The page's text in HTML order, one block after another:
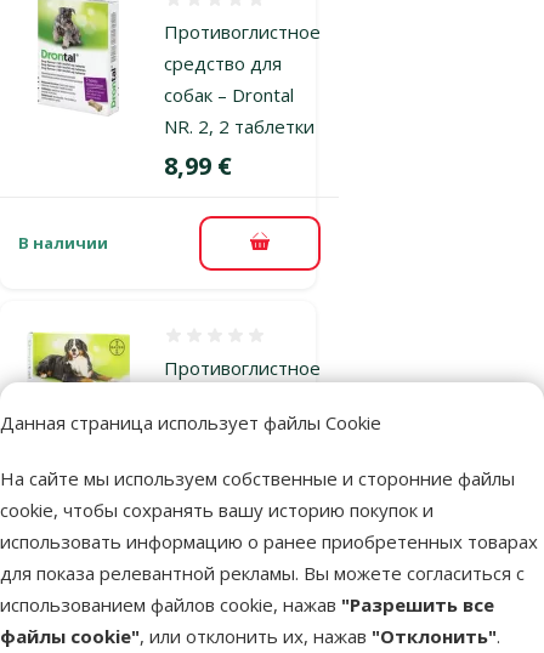
Данная страница использует файлы Cookie
На сайте мы используем собственные и сторонние файлы
cookie, чтобы сохранять вашу историю покупок и
использовать информацию о ранее приобретенных товарах
для показа релевантной рекламы. Вы можете согласиться с
использованием файлов cookie, нажав "Разрешить все
файлы cookie", или отклонить их, нажав "Отклонить".
Противоглистное
средство для
собак – Drontal
NR. 2, 2 таблетки
Цена
8,99 €
В наличии В корзину
Противоглистное
крупных собак –
таблетки
Цена
21,99 €
Бесплатная
доставка
В корзину